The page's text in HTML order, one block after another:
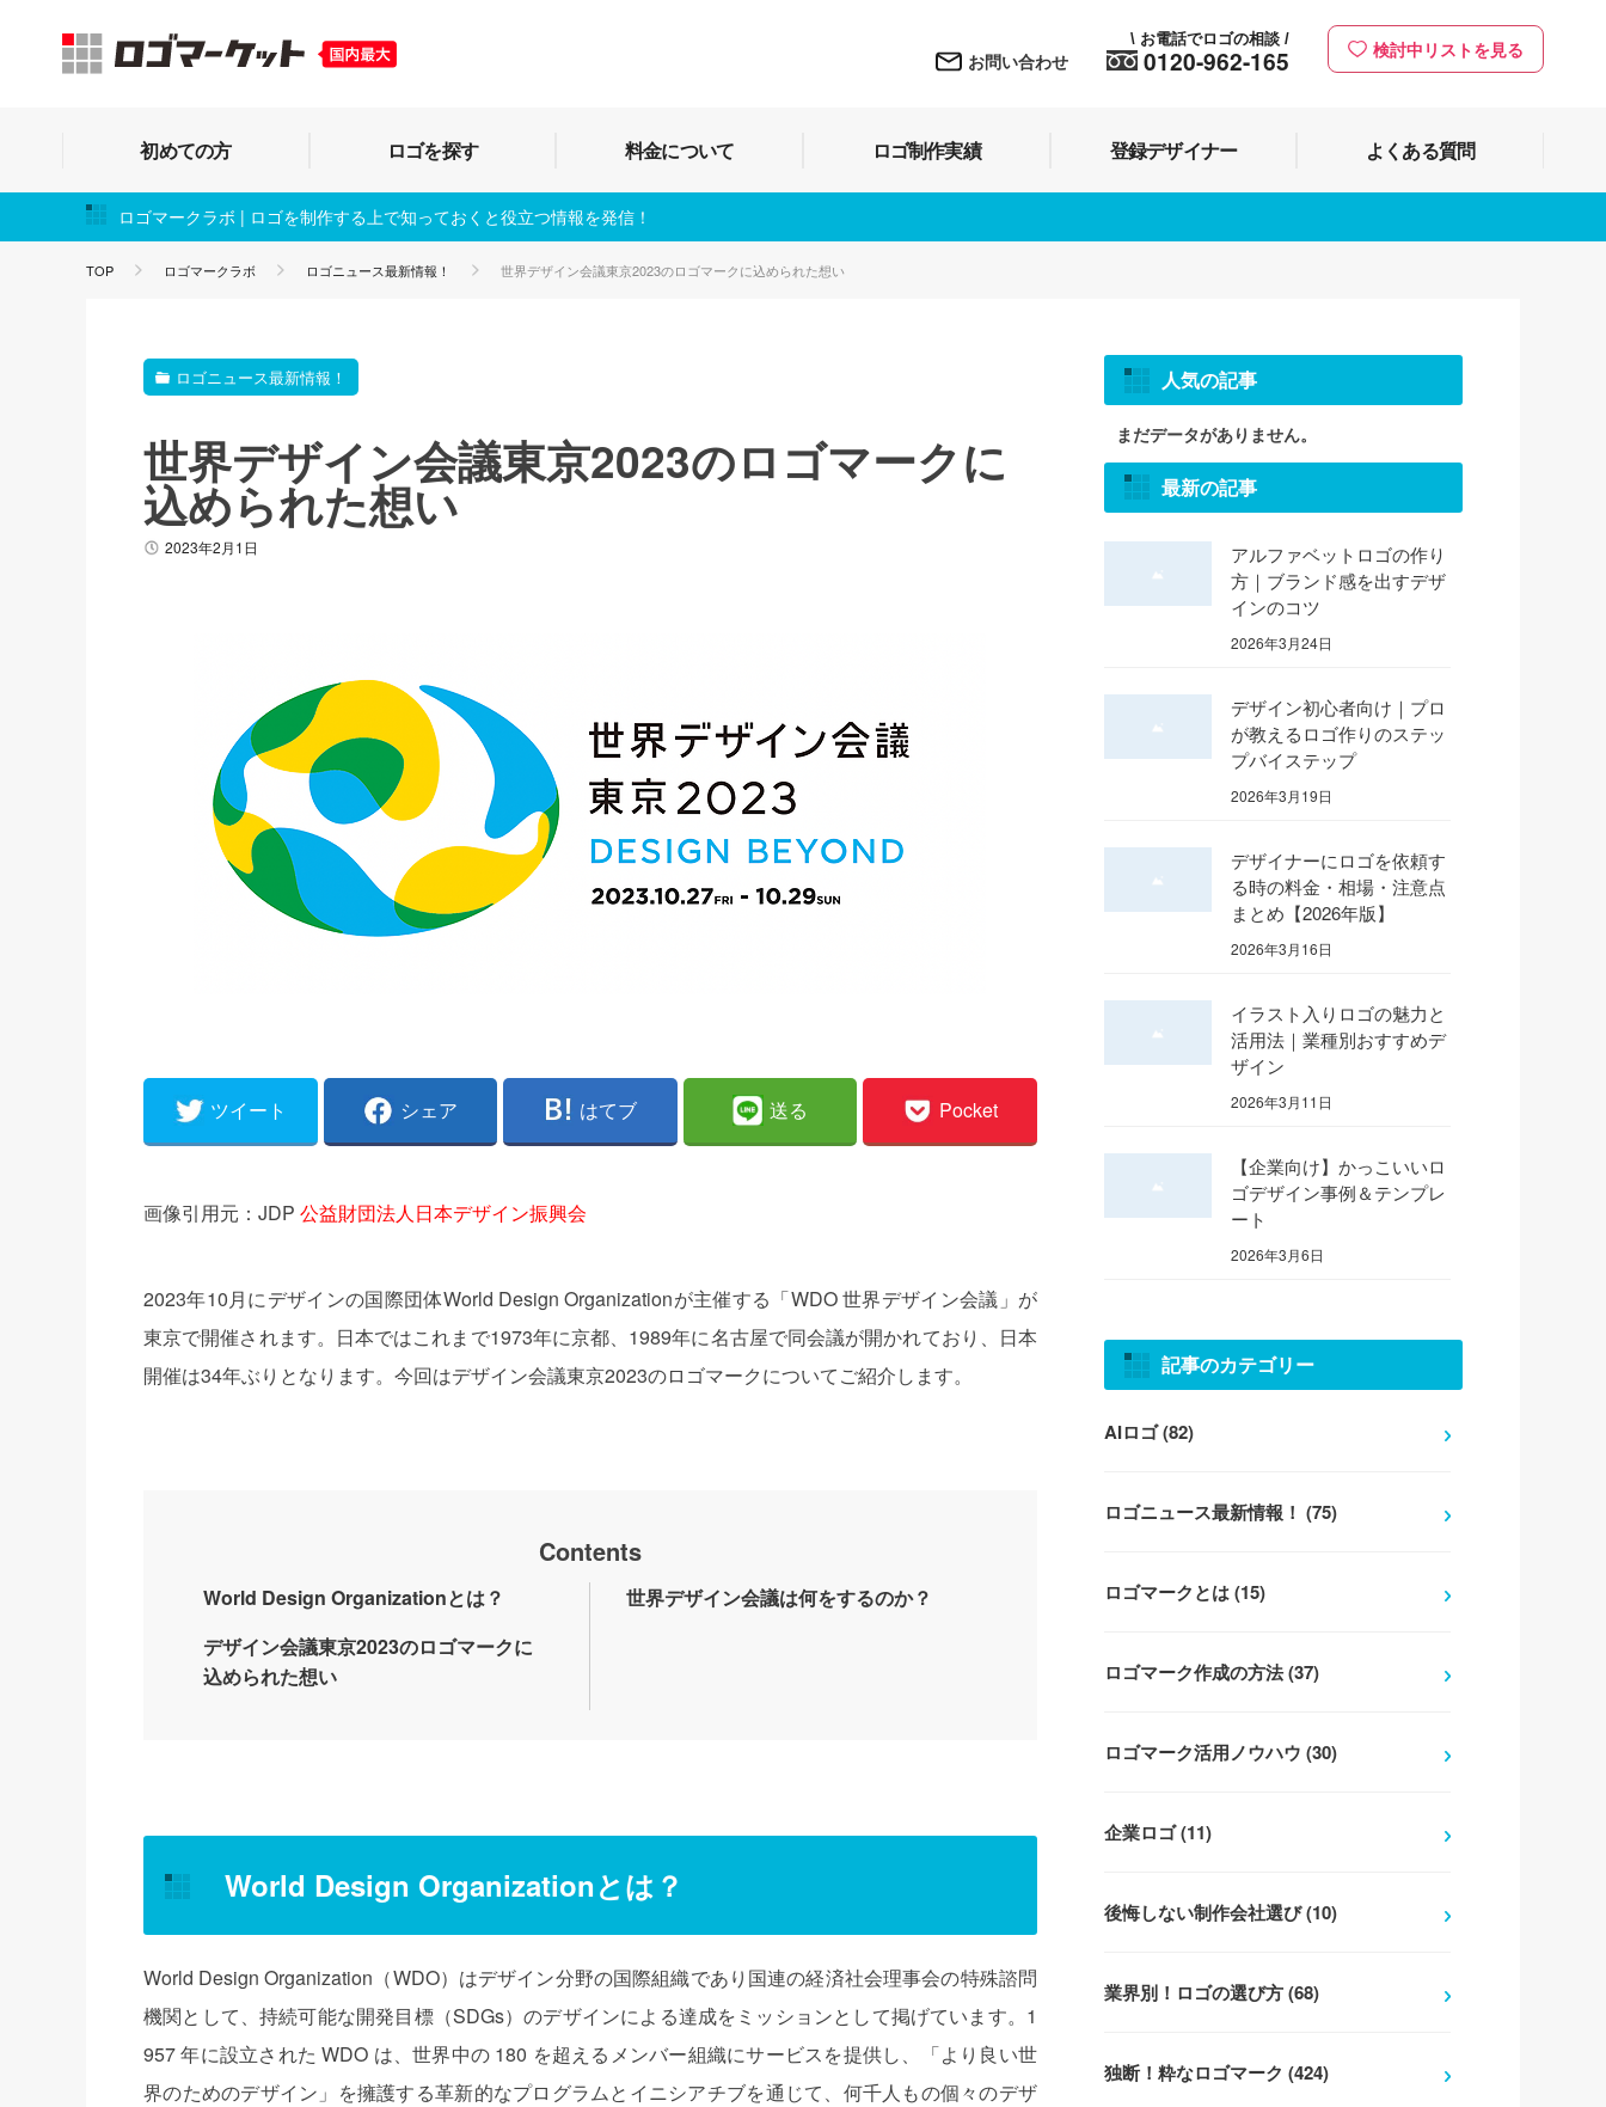
お問い合わせ 0120-962-165
\ お電話でロゴの相談/ 検討中リストを見る
初めての方 ロゴを探す 料金について ロゴ制作実績 登録デザイナー よくある質問
ロゴマークラボ | ロゴを制作する上で知っておくと役立つ情報を発信！
TOP ロゴマークラボ ロゴニュース最新情報！ 世界デザイン会議東京2023のロゴマークに込められた想い
ロゴニュース最新情報！
世界デザイン会議東京2023のロゴマークに
込められた想い
2023年2月1日
ツイート シェア はてブ 送る Pocket
画像引用元：JDP 公益財団法人日本デザイン振興会
2023年10月にデザインの国際団体World Design Organizationが主催する「WDO 世界デザイン会議」が
東京で開催されます。日本ではこれまで1973年に京都、1989年に名古屋で同会議が開かれており、日本
開催は34年ぶりとなります。今回はデザイン会議東京2023のロゴマークについてご紹介します。
Contents
World Design Organizationとは？
世界デザイン会議は何をするのか？
デザイン会議東京2023のロゴマークに
込められた想い
World Design Organizationとは？
World Design Organization（WDO）はデザイン分野の国際組織であり国連の経済社会理事会の特殊諮問
機関として、持続可能な開発目標（SDGs）のデザインによる達成をミッションとして掲げています。1
957 年に設立された WDO は、世界中の 180 を超えるメンバー組織にサービスを提供し、「より良い世
界のためのデザイン」を擁護する革新的なプログラムとイニシアチブを通じて、何千人もの個々のデザ
人気の記事
まだデータがありません。
最新の記事
アルファベットロゴの作り
方｜ブランド感を出すデザ
インのコツ
2026年3月24日
デザイン初心者向け｜プロ
が教えるロゴ作りのステッ
プバイステップ
2026年3月19日
デザイナーにロゴを依頼す
る時の料金・相場・注意点
まとめ【2026年版】
2026年3月16日
イラスト入りロゴの魅力と
活用法｜業種別おすすめデ
ザイン
2026年3月11日
【企業向け】かっこいいロ
ゴデザイン事例＆テンプレ
ート
2026年3月6日
記事のカテゴリー
AIロゴ (82)
ロゴニュース最新情報！ (75)
ロゴマークとは (15)
ロゴマーク作成の方法 (37)
ロゴマーク活用ノウハウ (30)
企業ロゴ (11)
後悔しない制作会社選び (10)
業界別！ロゴの選び方 (68)
独断！粋なロゴマーク (424)